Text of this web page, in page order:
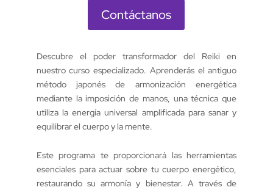
Contáctanos
Descubre el poder transformador del Reiki en
nuestro curso especializado. Aprenderás el antiguo
método japonés de armonización energética
mediante la imposición de manos, una técnica que
utiliza la energía universal amplificada para sanar y
equilibrar el cuerpo y la mente.
Este programa te proporcionará las herramientas
esenciales para actuar sobre tu cuerpo energético,
restaurando su armonía y bienestar. A través de